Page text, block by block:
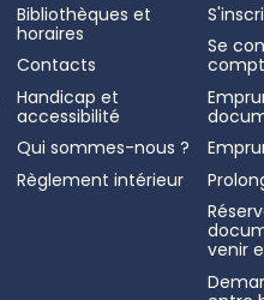
Bibliothèques et
horaires
Contacts
Handicap et
accessibilité
Qui sommes-nous ?
Règlement intérieur
Se
venir